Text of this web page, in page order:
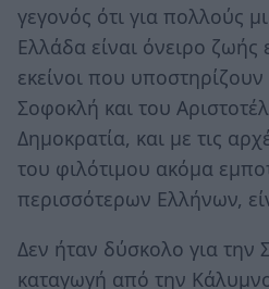
γεγονός ότι για πολλούς
Ελλάδα είναι όνειρο ζωής
εκείνοι που
Σοφοκλή και του
Δημοκρατία, και με τις
του φιλότιμου ακόμα
περισσότερων Ελλήνων,
Δεν ήταν δύσκολο για την
καταγωγή από την